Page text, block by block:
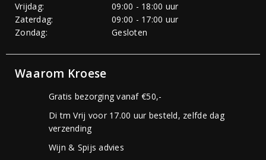
Vrijdag:
09:00 - 18:00 uur
Zaterdag:
09:00 - 17:00 uur
Zondag:
Gesloten
Waarom Kroese
Gratis bezorging vanaf €50,-
Di tm Vrij voor 17.00 uur besteld, zelfde dag
verzending
Wijn & Spijs advies